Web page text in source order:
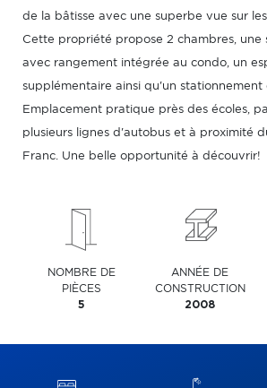
de la bâtisse avec une superbe vue sur
Cette propriété propose 2 chambres, une
avec rangement intégrée au condo, un
supplémentaire ainsi qu'un stationnement
Emplacement pratique près des écoles,
plusieurs lignes d'autobus et à proximité
Franc. Une belle opportunité à découvrir!
NOMBRE DE
PIÈCES
5
ANNÉE DE
CONSTRUCTION
2008